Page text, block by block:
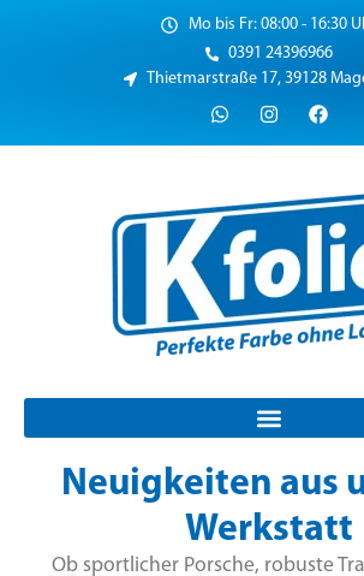
Mo bis Fr: 08:00 - 16:30
0391 24396966
Thietmarstraße 17, 39128
Neuigkeiten aus
Werkstatt
Ob sportlicher Porsche, robuste